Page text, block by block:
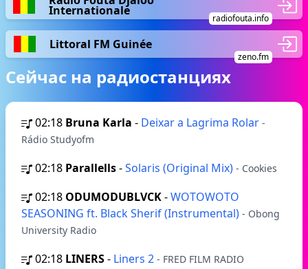
Internationale
radiofouta.info
Littoral FM Guinée
zeno.fm
Сейчас на радиостанциях
02:18 Bruna Karla - Deixar a Lagrima Rolar -
Rádio Studyofm
02:18 Parallells-Solaris (Original Mix) - Cookies
02:18 ODUMODUBLVCK-WOTOWOTO
SEASONING ft. Black Sherif (Instrumental) - Obong
University Radio
02:18 LINERS- Liners 2 - FRED FILM RADIO